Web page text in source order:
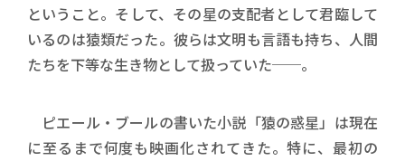
ということ。そして、その星の支配者として君臨して
いるのは猿類だった。彼らは文明も言語も持ち、人間
たちを下等な生き物として扱っていた──。
ピエール・ブールの書いた小説「猿の惑星」は現在
に至るまで何度も映画化されてきた。特に、最初の